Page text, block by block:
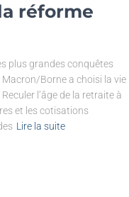
la réforme
plus grandes conquêtes
Macron/Borne a choisi la vie
l’âge de la retraite à
et les cotisations
Lire la suite